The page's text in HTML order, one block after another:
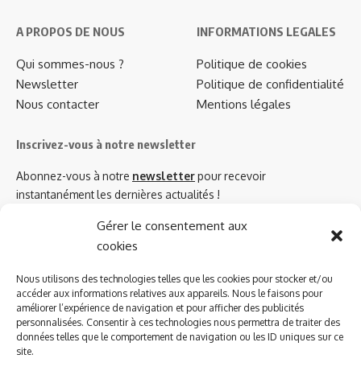
Gérer le consentement aux
cookies
Nous utilisons des technologies telles que les cookies pour stocker et/ou
accéder aux informations relatives aux appareils. Nous le faisons pour
améliorer l’expérience de navigation et pour afficher des publicités
personnalisées. Consentir à ces technologies nous permettra de traiter des
données telles que le comportement de navigation ou les ID uniques sur ce
site.
A PROPOS DE NOUS
Qui sommes-nous ?
Newsletter
Nous contacter
INFORMATIONS LEGALES
Politique de cookies
Politique de confidentialité
Mentions légales
Inscrivez-vous à notre newsletter
Abonnez-vous à notre newsletterpour recevoir
instantanément les dernières actualités !
Azinat.com TV soutient